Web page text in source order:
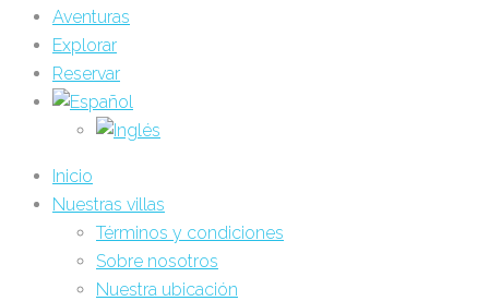
Aventuras
Explorar
Reservar
Inicio
Nuestras villas
Términos y condiciones
Sobre nosotros
Nuestra ubicación